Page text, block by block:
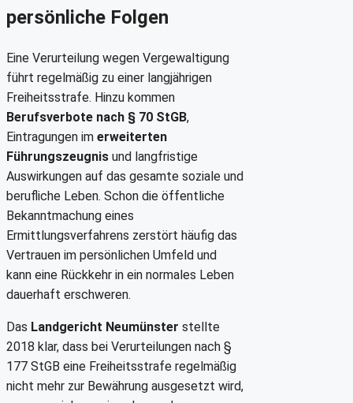
persönliche Folgen
Eine Verurteilung wegen Vergewaltigung
führt regelmäßig zu einer langjährigen
Freiheitsstrafe. Hinzu kommen
Berufsverbote nach § 70 StGB,
Eintragungen im erweiterten
Führungszeugnis und langfristige
Auswirkungen auf das gesamte soziale und
berufliche Leben. Schon die öffentliche
Bekanntmachung eines
Ermittlungsverfahrens zerstört häufig das
Vertrauen im persönlichen Umfeld und
kann eine Rückkehr in ein normales Leben
dauerhaft erschweren.
Das Landgericht Neumünster stellte
2018 klar, dass bei Verurteilungen nach §
177 StGB eine Freiheitsstrafe regelmäßig
nicht mehr zur Bewährung ausgesetzt wird,